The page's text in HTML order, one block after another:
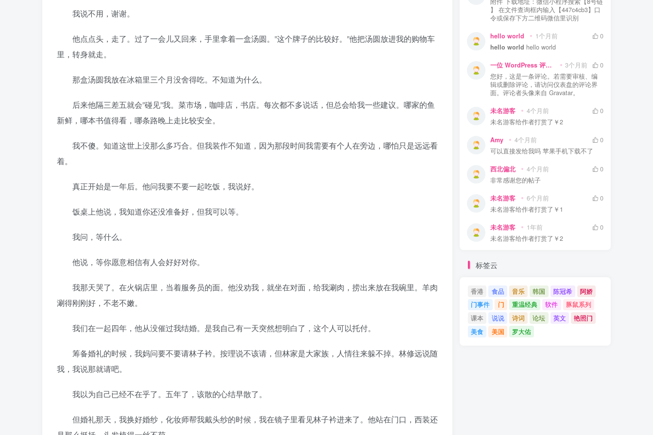
我说不用，谢谢。
他点点头，走了。过了一会儿又回来，手里拿着一盒汤圆。”这个牌子的比较好。”他把汤圆放进我的购物车
里，转身就走。
那盒汤圆我放在冰箱里三个月没舍得吃。不知道为什么。
后来他隔三差五就会”碰见”我。菜市场，咖啡店，书店。每次都不多说话，但总会给我一些建议。哪家的鱼
新鲜，哪本书值得看，哪条路晚上走比较安全。
我不傻。知道这世上没那么多巧合。但我装作不知道，因为那段时间我需要有个人在旁边，哪怕只是远远看
着。
真正开始是一年后。他问我要不要一起吃饭，我说好。
饭桌上他说，我知道你还没准备好，但我可以等。
我问，等什么。
他说，等你愿意相信有人会好好对你。
我那天哭了。在火锅店里，当着服务员的面。他没劝我，就坐在对面，给我涮肉，捞出来放在我碗里。羊肉
涮得刚刚好，不老不嫩。
我们在一起四年，他从没催过我结婚。是我自己有一天突然想明白了，这个人可以托付。
筹备婚礼的时候，我妈问要不要请林子衿。按理说不该请，但林家是大家族，人情往来躲不掉。林修远说随
我，我说那就请吧。
我以为自己已经不在乎了。五年了，该散的心结早散了。
但婚礼那天，我换好婚纱，化妆师帮我戴头纱的时候，我在镜子里看见林子衿进来了。他站在门口，西装还
】 在文件查询框内输入【447c4cb3】口
令或保存下方二维码微信里识别
hello world 1个月前
0
hello world hello world
一位 WordPress 评论者 3个月前
0
您好，这是一条评论。若需要审核、编
辑或删除评论，请访问仪表盘的评论界
面。评论者头像来自 Gravatar。
未名游客 4个月前
0
未名游客给作者打赏了 ￥2
Amy 4个月前
0
可以直接发给我吗 苹果手机下载不了
西北偏北 4个月前
0
非常感谢您的帖子
未名游客 6个月前
0
未名游客给作者打赏了 ￥1
未名游客 1年前
0
未名游客给作者打赏了 ￥2
标签云
香港 食品 音乐 韩国 陈冠希
阿娇
门事件
门 重温经典 软件
豚鼠系列
课本
说说 诗词 论坛 英文
艳照门
美食
美国 罗大佑